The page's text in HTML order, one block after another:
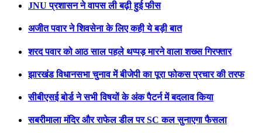
JNU प्रशासन ने वापस ली बढ़ी हुई फीस
अजीत पवार ने शिवसेना के लिए कही ये बड़ी बात
शरद पवार को आठ साल पहले थप्पड़ मारने वाला शख्स गिरफ्तार
झारखंड विधानसभा चुनाव में बीजेपी का पूरा फोकस प्रचार की तरफ
सीबीएसई बोर्ड ने सभी विषयों के अंक पैटर्न में बदलाव किया
सबरीमाला मंदिर और राफेल डील पर SC कल सुनाएगा फैसला